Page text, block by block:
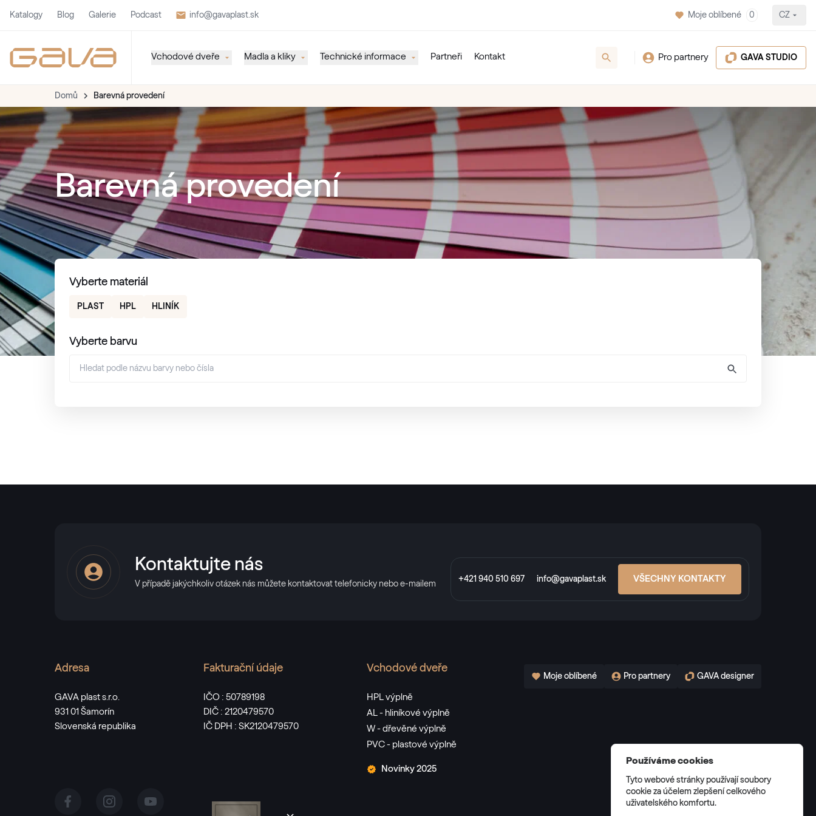
Katalogy Blog Galerie Podcast info@gavaplast.sk Moje oblíbené 0 CZ
Vchodové dveře Madla a kliky Technické informace Partneři Kontakt Pro partnery GAVA STUDIO
Domů Barevná provedení
Barevná provedení
Vyberte materiál
PLAST HPL HLINÍK
Vyberte barvu
Kontaktujte nás
V případě jakýchkoliv otázek nás můžete kontaktovat telefonicky nebo e-mailem
+421 940 510 697 info@gavaplast.sk VŠECHNY KONTAKTY
Adresa
GAVA plast s.r.o.
931 01 Šamorín
Slovenská republika
Fakturační údaje
IČO : 50789198
DIČ : 2120479570
IČ DPH : SK2120479570
Vchodové dveře
HPL výplně
AL - hliníkové výplně
W - dřevěné výplně
PVC - plastové výplně
Novinky 2025
Moje oblíbené Pro partnery GAVA designer
Používáme cookies
Tyto webové stránky používají soubory
cookie za účelem zlepšení celkového
uživatelského komfortu.